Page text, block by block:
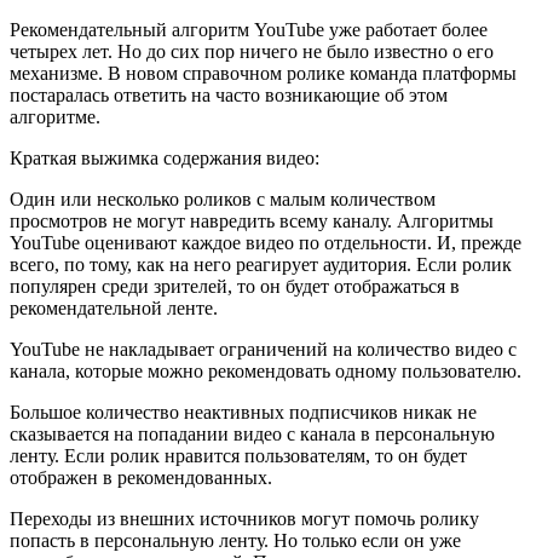
Рекомендательный алгоритм YouTube уже работает более
четырех лет. Но до сих пор ничего не было известно о его
механизме. В новом справочном ролике команда платформы
постаралась ответить на часто возникающие об этом
алгоритме.
Краткая выжимка содержания видео:
Один или несколько роликов с малым количеством
просмотров не могут навредить всему каналу. Алгоритмы
YouTube оценивают каждое видео по отдельности. И, прежде
всего, по тому, как на него реагирует аудитория. Если ролик
популярен среди зрителей, то он будет отображаться в
рекомендательной ленте.
YouTube не накладывает ограничений на количество видео с
канала, которые можно рекомендовать одному пользователю.
Большое количество неактивных подписчиков никак не
сказывается на попадании видео с канала в персональную
ленту. Если ролик нравится пользователям, то он будет
отображен в рекомендованных.
Переходы из внешних источников могут помочь ролику
попасть в персональную ленту. Но только если он уже